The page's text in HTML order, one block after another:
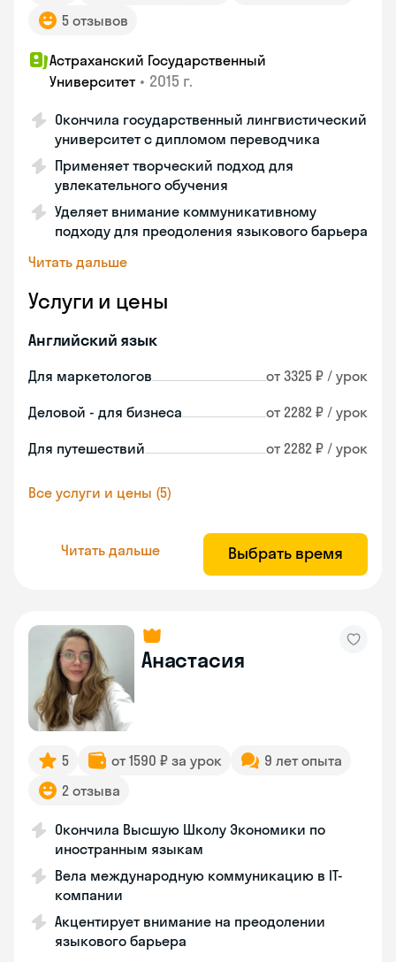
5 отзывов
Астраханский Государственный
Университет • 2015 г.
Окончила государственный лингвистический
университет с дипломом переводчика
Применяет творческий подход для
увлекательного обучения
Уделяет внимание коммуникативному
подходу для преодоления языкового барьера
Читать дальше
Услуги и цены
Английский язык
Для маркетологов от 3325 ₽ / урок
Деловой - для бизнеса от 2282 ₽ / урок
Для путешествий от 2282 ₽ / урок
Все услуги и цены (5)
Читать дальше Выбрать время
Анастасия
5 от 1590 ₽ за урок
9 лет опыта
2 отзыва
Окончила Высшую Школу Экономики по
иностранным языкам
Вела международную коммуникацию в IT-
компании
Акцентирует внимание на преодолении
языкового барьера